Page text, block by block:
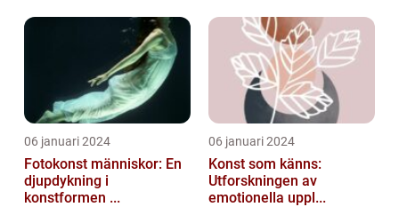
06 januari 2024
Fotokonst människor: En
djupdykning i
konstformen ...
06 januari 2024
Konst som känns:
Utforskningen av
emotionella uppl...